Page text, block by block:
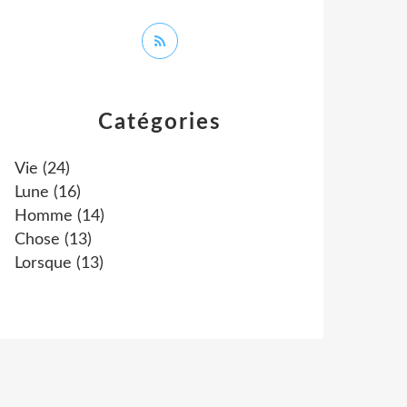
Catégories
Vie (24)
Lune (16)
Homme (14)
Chose (13)
Lorsque (13)